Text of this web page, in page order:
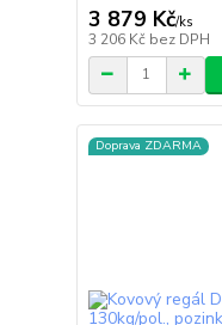
3 879 Kč/ks
3 206 Kč bez DPH
Doprava ZDARMA